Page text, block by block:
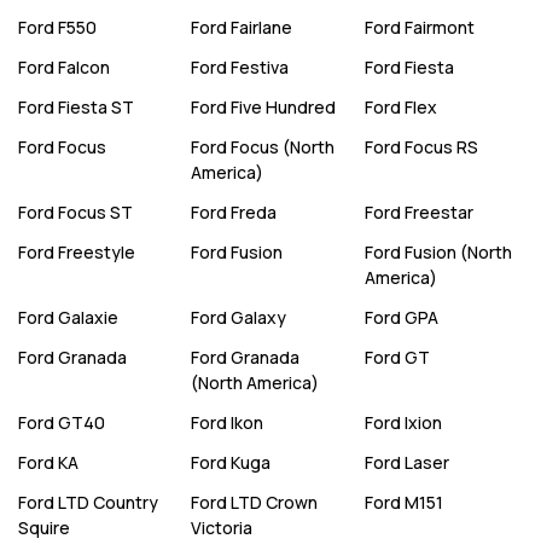
Ford F550 Ford Fairlane Ford Fairmont
Ford Falcon Ford Festiva Ford Fiesta
Ford Fiesta ST Ford Five Hundred Ford Flex
Ford Focus Ford Focus (North
America)
Ford Focus RS
Ford Focus ST Ford Freda Ford Freestar
Ford Freestyle Ford Fusion Ford Fusion (North
America)
Ford Galaxie Ford Galaxy Ford GPA
Ford Granada Ford Granada
(North America)
Ford GT
Ford GT40 Ford Ikon Ford Ixion
Ford KA Ford Kuga Ford Laser
Ford LTD Country
Squire
Ford LTD Crown
Victoria
Ford M151